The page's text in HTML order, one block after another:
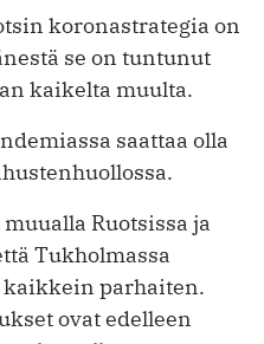
koronastrategia on
se on tuntunut
kaikelta muulta.
saattaa olla
Ruotsissa ja
Tukholmassa
kaikkein parhaiten.
ovat edelleen